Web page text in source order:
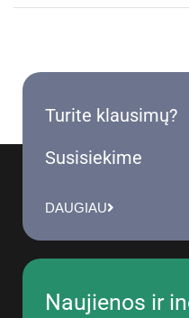
Turite klausimų?
Susisiekime
DAUGIAU
Naujienos ir